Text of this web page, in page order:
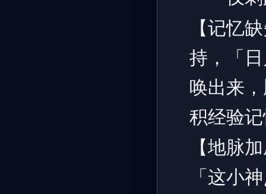
【记忆
持，「
唤出来
积经验
【地脉
「这小